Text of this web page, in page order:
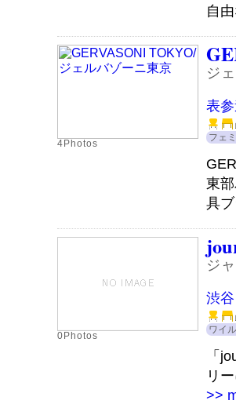
自
4Photos
ジ
表
フェ
東
具
0Photos
ジ
渋谷
ワイ
「
リ
>>